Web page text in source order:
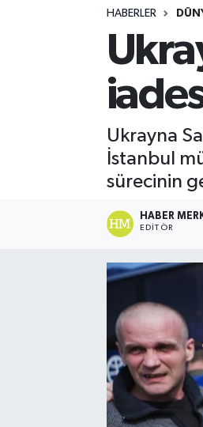
HABERLER
Ukrayna
İstanbul
sürecinin
HABER
EDITÖR
Kültür - Sanat
Lider Haber TV Canlı